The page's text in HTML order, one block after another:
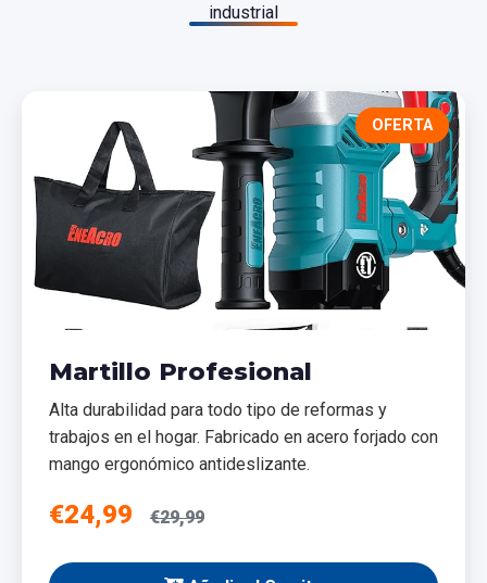
industrial
OFERTA
Martillo Profesional
Alta durabilidad para todo tipo de reformas y
trabajos en el hogar. Fabricado en acero forjado con
mango ergonómico antideslizante.
€24,99 €29,99